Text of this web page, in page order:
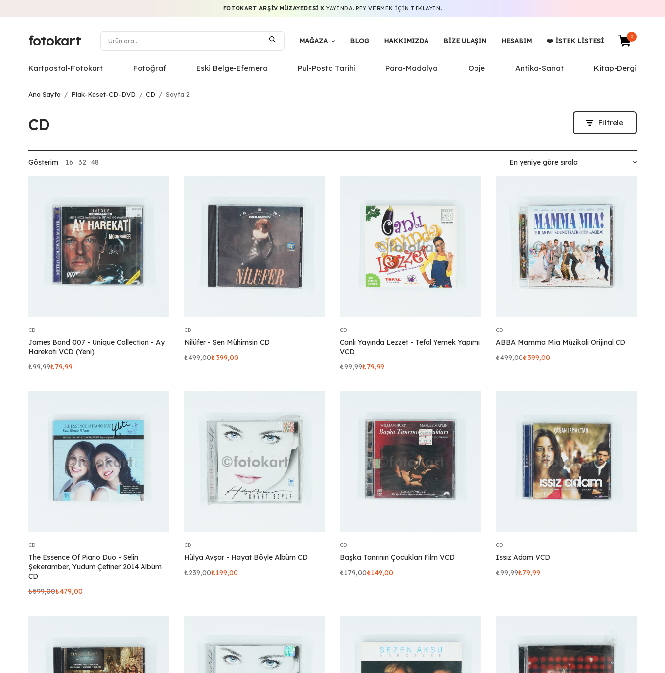
FOTOKART ARŞIV MÜZAYEDESI X YAYINDA. PEY VERMEK IÇIN TIKLAYIN.
fotokart MAĞAZA BLOG HAKKIMIZDA BIZE ULAŞIN HESABIM ❤️ İSTEK LISTESI
0
Kartpostal-Fotokart Fotoğraf Eski Belge-Efemera Pul-Posta Tarihi Para-Madalya Obje Antika-Sanat Kitap-Dergi
Ana Sayfa / Plak-Kaset-CD-DVD / CD / Sayfa 2
CD Filtrele
Gösterim 16 32 48
CD
James Bond 007 - Unique Collection - Ay
Harekatı VCD (Yeni)
₺99,99₺79,99
CD
Nilüfer - Sen Mühimsin CD
₺499,00₺399,00
CD
Canlı Yayında Lezzet - Tefal Yemek Yapımı
VCD
₺99,99₺79,99
CD
ABBA Mamma Mia Müzikali Orijinal CD
₺499,00₺399,00
CD
The Essence Of Piano Duo - Selin
Şekeramber, Yudum Çetiner 2014 Albüm
CD
₺599,00₺479,00
CD
Hülya Avşar - Hayat Böyle Albüm CD
₺239,00₺199,00
CD
Başka Tanrının Çocukları Film VCD
₺179,00₺149,00
CD
Issız Adam VCD
₺99,99₺79,99